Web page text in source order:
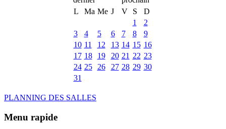
L
Ma Me J V S
D
1
2
3
4 5 6 7 8
9
10 11 12 13 14 15 16
17 18 19 20 21 22 23
24 25 26 27 28 29 30
31
PLANNING DES SALLES
Menu rapide